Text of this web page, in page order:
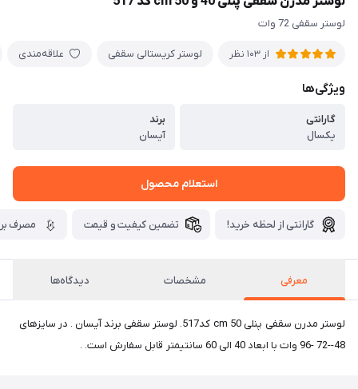
لوستر سقفی 72 وات
از 103 نظر لوستر کریستالی سقفی علاقه‌مندی
ویژگی‌ها
گارانتی
یکسال
برند
آیسان
استعلام محصول
گارانتی از لحظه خرید! تضمین کیفیت و قیمت مصرف
معرفی مشخصات دیدگاه‌ها
لوستر مدرن سقفی پنلی cm 50 کد517. لوستر سقفی برند آیسان . در سایزهای
48--72 -96 وات با ابعاد 40 الی 60 سانتیمتر قابل سفارش است. .